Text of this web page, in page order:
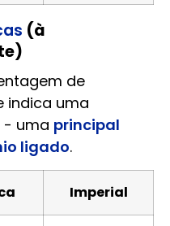
(à
de
indica uma
- uma principal
ligado.
Imperial